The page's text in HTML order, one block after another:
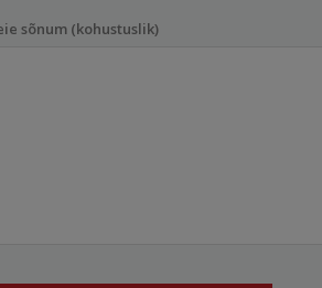
sõnum (kohustuslik)